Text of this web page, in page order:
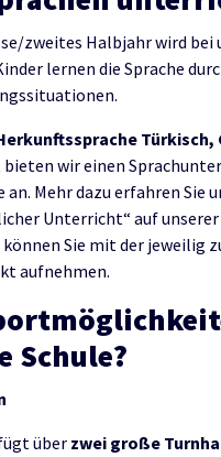
zweites Halbjahr wird bei
lernen die Sprache
Türkisch,
bieten wir einen
an. Mehr dazu erfahren Sie
Unterricht“ auf
Sie mit der jeweilig
aufnehmen.
Schule?
über zwei große